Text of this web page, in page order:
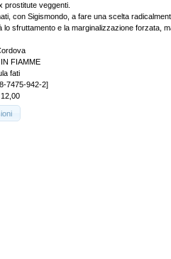
prostitute veggenti.
con Sigismondo, a fare una scelta
lo sfruttamento e la marginalizzazione forzata,
FIAMME
fati
7475-942-2]